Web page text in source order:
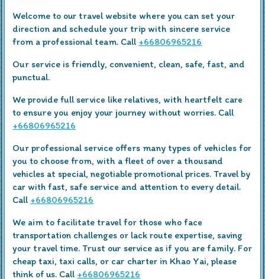
Welcome to our travel website where you can set your
direction and schedule your trip with sincere service
from a professional team. Call +66806965216
Our service is friendly, convenient, clean, safe, fast, and
punctual.
We provide full service like relatives, with heartfelt care
to ensure you enjoy your journey without worries. Call
+66806965216
Our professional service offers many types of vehicles for
you to choose from, with a fleet of over a thousand
vehicles at special, negotiable promotional prices. Travel by
car with fast, safe service and attention to every detail.
Call +66806965216
We aim to facilitate travel for those who face
transportation challenges or lack route expertise, saving
your travel time. Trust our service as if you are family. For
cheap taxi, taxi calls, or car charter in Khao Yai, please
think of us. Call +66806965216